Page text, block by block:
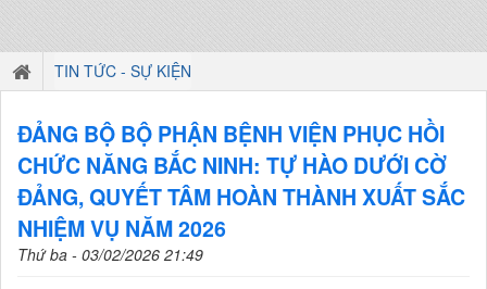
TIN TỨC - SỰ KIỆN
ĐẢNG BỘ BỘ PHẬN BỆNH VIỆN PHỤC HỒI
CHỨC NĂNG BẮC NINH: TỰ HÀO DƯỚI CỜ
ĐẢNG, QUYẾT TÂM HOÀN THÀNH XUẤT SẮC
NHIỆM VỤ NĂM 2026
Thứ ba - 03/02/2026 21:49